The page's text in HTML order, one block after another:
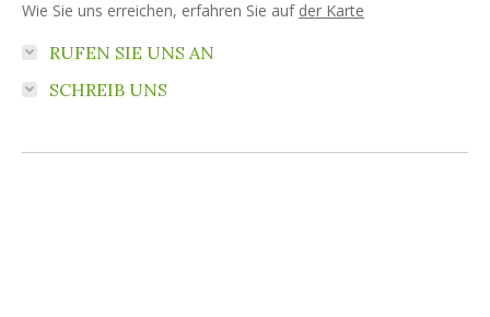
Wie Sie uns erreichen, erfahren Sie auf der Karte
RUFEN SIE UNS AN
SCHREIB UNS